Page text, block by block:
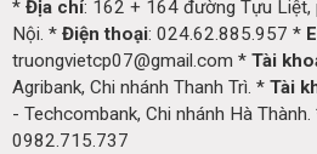
* Địa chỉ: 162 + 164 đường Tựu Liệt,
Nội. * Điện thoại: 024.62.885.957 *
truongvietcp07@gmail.com * Tài
Agribank, Chi nhánh Thanh Trì. * Tài
- Techcombank, Chi nhánh Hà Thành.
0982.715.737